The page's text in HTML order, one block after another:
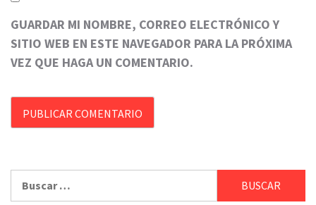
GUARDAR MI NOMBRE, CORREO ELECTRÓNICO Y
SITIO WEB EN ESTE NAVEGADOR PARA LA PRÓXIMA
VEZ QUE HAGA UN COMENTARIO.